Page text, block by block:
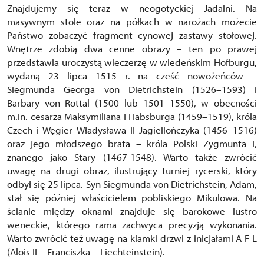
Znajdujemy się teraz w neogotyckiej Jadalni. Na
masywnym stole oraz na półkach w narożach możecie
Państwo zobaczyć fragment cynowej zastawy stołowej.
Wnętrze zdobią dwa cenne obrazy – ten po prawej
przedstawia uroczystą wieczerzę w wiedeńskim Hofburgu,
wydaną 23 lipca 1515 r. na cześć nowożeńców –
Siegmunda Georga von Dietrichstein (1526–1593) i
Barbary von Rottal (1500 lub 1501–1550), w obecności
m.in. cesarza Maksymiliana I Habsburga (1459–1519), króla
Czech i Węgier Władysława II Jagiellończyka (1456–1516)
oraz jego młodszego brata – króla Polski Zygmunta I,
znanego jako Stary (1467-1548). Warto także zwrócić
uwagę na drugi obraz, ilustrujący turniej rycerski, który
odbył się 25 lipca. Syn Siegmunda von Dietrichstein, Adam,
stał się później właścicielem pobliskiego Mikulowa. Na
ścianie między oknami znajduje się barokowe lustro
weneckie, którego rama zachwyca precyzją wykonania.
Warto zwrócić też uwagę na klamki drzwi z inicjałami A F L
(Alois II – Franciszka – Liechteinstein).